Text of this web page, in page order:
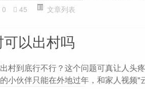
0 45 文章列表
以出村吗
村到底行不行？这个问题可真让人头
小伙伴只能在外地过年，和家人视频"